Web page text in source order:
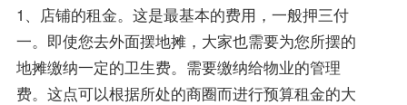
1、店铺的租金。这是最基本的费用，一般押三付
一。即使您去外面摆地摊，大家也需要为您所摆的
地摊缴纳一定的卫生费。需要缴纳给物业的管理
费。这点可以根据所处的商圈而进行预算租金的大